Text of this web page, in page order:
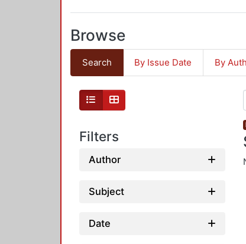
Browse
Search By Issue Date By
Filters
Author
Subject
Date